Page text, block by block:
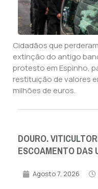
Cidadãos que
extinção do antigo
protesto em Espinho,
restituição de valores
milhões de euros.
DOURO.
ESCOAMENTO DAS
Agosto 7, 2026